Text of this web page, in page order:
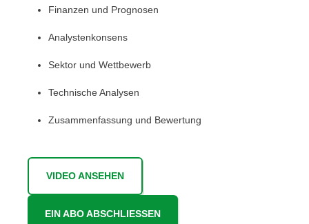
Finanzen und Prognosen
Analystenkonsens
Sektor und Wettbewerb
Technische Analysen
Zusammenfassung und Bewertung
VIDEO ANSEHEN
EIN ABO ABSCHLIESSEN